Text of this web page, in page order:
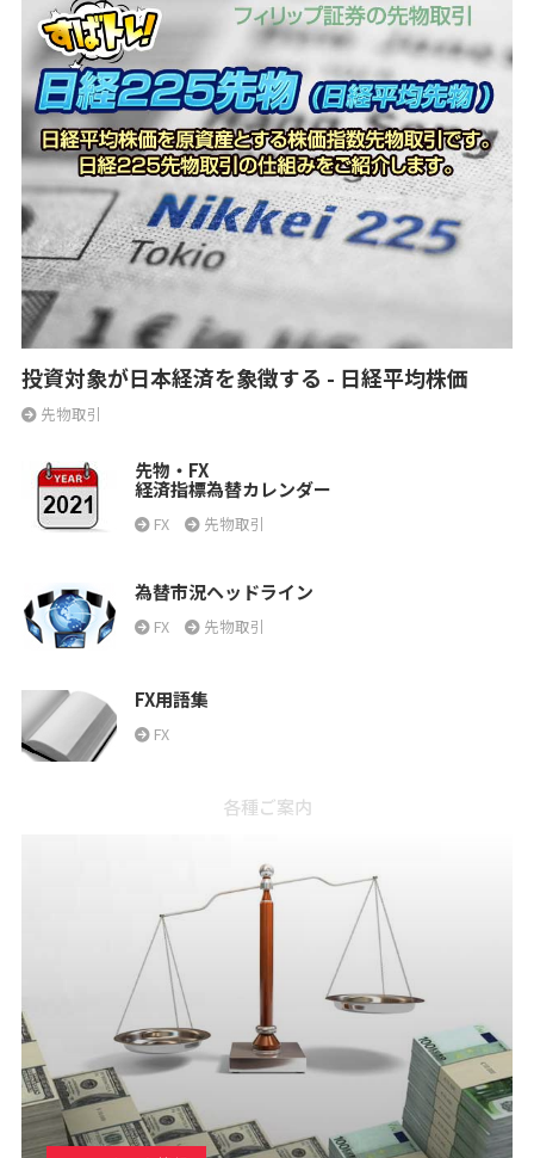
投資対象が日本経済を象徴する - 日経平均株価
先物取引
先物・FX
経済指標為替カレンダー
FX 先物取引
為替市況ヘッドライン
FX 先物取引
FX用語集
FX
各種ご案内